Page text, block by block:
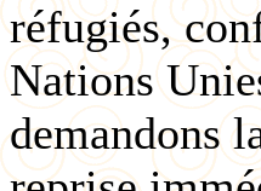
réfugiés,
Nations
demandons